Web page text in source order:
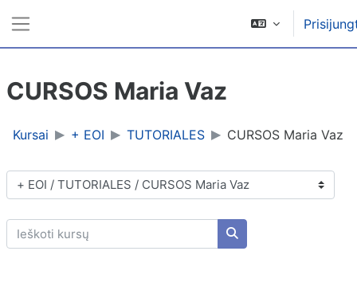
CURSOS Maria Vaz
Kursai + EOI TUTORIALES CURSOS Maria Vaz
Kursų kategorijos
Ieškoti kursų
Ieškoti kursų